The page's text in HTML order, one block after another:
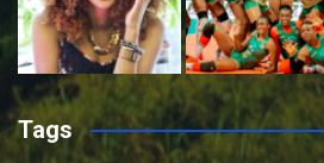
Tags